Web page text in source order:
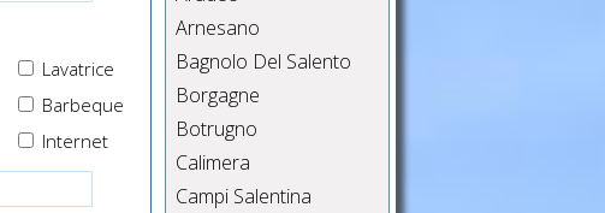
Lavatrice
Barbeque
Internet
Arnesano
Bagnolo Del Salento
Borgagne
Botrugno
Calimera
Campi Salentina